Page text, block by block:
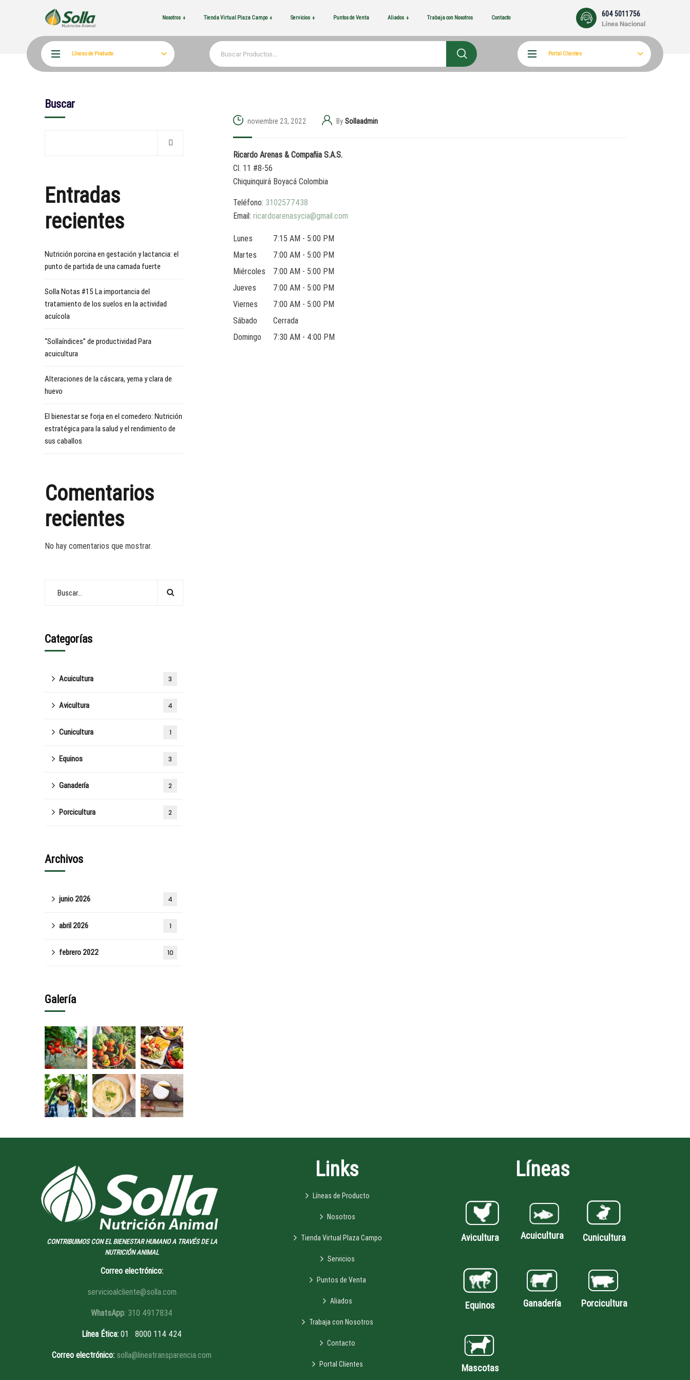
Nosotros Tienda Virtual Plaza Campo Servicios Puntos de Venta Aliados Trabaja con Nosotros Contacto 604 5011756
Línea Nacional
Líneas de Producto Portal Clientes
noviembre 23, 2022 By Sollaadmin
Ricardo Arenas & Compañia S.A.S.
Cl. 11 #8-56
Chiquinquirá Boyacá Colombia
Teléfono: 3102577438
Email: ricardoarenasycia@gmail.com
Lunes
7:15 AM - 5:00 PM
Martes
7:00 AM - 5:00 PM
Miércoles
7:00 AM - 5:00 PM
Jueves
7:00 AM - 5:00 PM
Viernes
7:00 AM - 5:00 PM
Sábado
Cerrada
Domingo
7:30 AM - 4:00 PM
Buscar
Entradas
recientes
Nutrición porcina en gestación y lactancia: el
punto de partida de una camada fuerte
Solla Notas #15 La importancia del
tratamiento de los suelos en la actividad
acuícola
“Sollaíndices” de productividad Para
acuicultura
Alteraciones de la cáscara, yema y clara de
huevo
El bienestar se forja en el comedero: Nutrición
estratégica para la salud y el rendimiento de
sus caballos
Comentarios
recientes
No hay comentarios que mostrar.
Categorías
Acuicultura 3
Avicultura 4
Cunicultura 1
Equinos 3
Ganadería 2
Porcicultura 2
Archivos
junio 2026 4
abril 2026 1
febrero 2022 10
Galería
CONTRIBUIMOS CON EL BIENESTAR HUMANO A TRAVÉS DE LA
NUTRICIÓN ANIMAL
Correo electrónico:
servicioalcliente@solla.com
WhatsApp: 310 4917834
Línea Ética: 01 8000 114 424
Correo electrónico: solla@lineatransparencia.com
Links
Líneas de Producto
Nosotros
Tienda Virtual Plaza Campo
Servicios
Puntos de Venta
Aliados
Trabaja con Nosotros
Contacto
Portal Clientes
Líneas
Avicultura Acuicultura Cunicultura
Equinos Ganadería Porcicultura
Mascotas